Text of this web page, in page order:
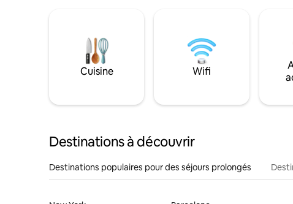
Cuisine Wifi
Destinations à découvrir
Destinations populaires pour des séjours prolongés